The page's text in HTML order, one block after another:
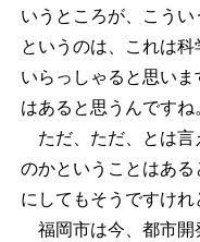
いうところが、こう
というのは、これは
いらっしゃると思い
はあると思うんですね
ただ、ただ、とは言
のかということはある
にしてもそうですけれ
福岡市は今、都市開